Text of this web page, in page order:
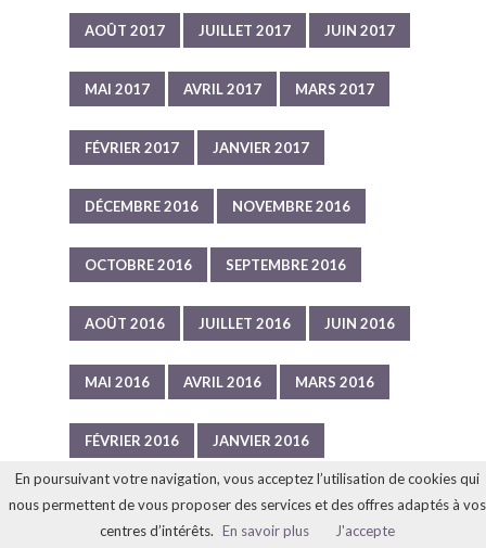
AOÛT 2017 JUILLET 2017 JUIN 2017
MAI 2017 AVRIL 2017 MARS 2017
FÉVRIER 2017 JANVIER 2017
DÉCEMBRE 2016 NOVEMBRE 2016
OCTOBRE 2016 SEPTEMBRE 2016
AOÛT 2016 JUILLET 2016 JUIN 2016
MAI 2016 AVRIL 2016 MARS 2016
FÉVRIER 2016 JANVIER 2016
DÉCEMBRE 2015 NOVEMBRE 2015
En poursuivant votre navigation, vous acceptez l’utilisation de cookies qui
nous permettent de vous proposer des services et des offres adaptés à vos
centres d’intérêts. En savoir plus J'accepte